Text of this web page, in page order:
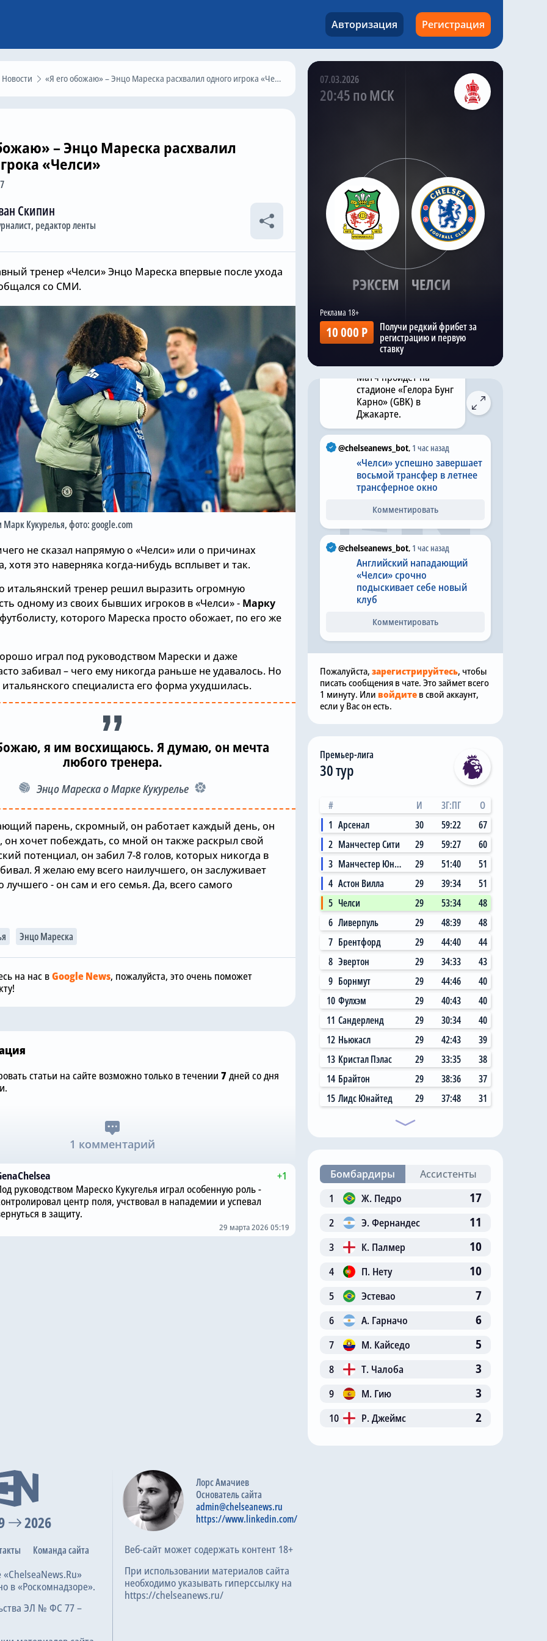
Авторизация Регистрация
Новости «Я его обожаю» – Энцо Мареска расхвалил одного игрока «Челси»
– Энцо Мареска расхвалил
«Челси»
Скипин
редактор ленты
тренер «Челси» Энцо Мареска впервые после ухода
со СМИ.
Кукурелья, фото: google.com
не сказал напрямую о «Челси» или о причинах
хотя это наверняка когда-нибудь всплывет и так.
итальянский тренер решил выразить огромную
одному из своих бывших игроков в «Челси» - Марку
которого Мареска просто обожает, по его же
играл под руководством Марески и даже
забивал – чего ему никогда раньше не удавалось. Но
итальянского специалиста его форма ухудшилась.
я им восхищаюсь. Я думаю, он мечта
любого тренера.
Энцо Мареска о Марке Кукурелье
парень, скромный, он работает каждый день, он
он хочет побеждать, со мной он также раскрыл свой
потенциал, он забил 7-8 голов, которых никогда в
Я желаю ему всего наилучшего, он заслуживает
лучшего - он сам и его семья. Да, всего самого
Энцо Мареска
на нас вGoogle News, пожалуйста, это очень поможет
Сегодня, 06:00
Английский нападающий
«Челси» срочно
подыскивает себе новый
«Челси» успешно
завершает восьмой
трансферное окно
Вчера, 17:01
Хватит покупать
вингеров: «Челси» не
будет подписывать
фланговых нападающих
этим летом
статьи на сайте возможно только в течении 7дней со дня
1 комментарий
+1
руководством Мареско Кукугелья играл особенную роль -
центр поля, учствовал в нападемии и успевал
в защиту.
29 марта 2026 05:19
07.03.2026
20:45 по МСК
РЭКСЕМ ЧЕЛСИ
10 000 Р
Получи редкий фрибет за
регистрацию и первую
ставку
Gusto. Ранее летом
сообщалось, что
«Манчестер Сити»
также заинтересован в
Gusto .
Саймон Филлипс в
своей программе Si
закрытия
трансферного окна.
И, по словам
журналиста, как и Энцо
Фернандес, Густо
намерен покинуть
«Челси» .
Kazak, Вчера в 22:29
Матч «Челси» —
на 13:00 по
британскому летнему
времени в субботу, 8
августа 2026 года.
Матч пройдет на
стадионе «Гелора Бунг
Карно» (GBK) в
Джакарте.
@chelseanews_bot, 1 час назад
«Челси» успешно завершает
восьмой трансфер в летнее
трансферное окно
Комментировать
@chelseanews_bot, 1 час назад
Английский нападающий
«Челси» срочно
подыскивает себе новый
клуб
Комментировать
Пожалуйста, зарегистрируйтесь, чтобы
писать сообщения в чате. Это займет всего
1 минуту. Или войдите в свой аккаунт,
если у Вас он есть.
Премьер-лига
30 тур
# И ЗГ:ПГ
О
1 Арсенал 30 59:22
67
2 Манчестер Сити 29 59:27
60
3
Манчестер Юнайтед 29 51:40
51
4 Астон Вилла 29 39:34
51
5 Челси 29 53:34
48
6 Ливерпуль 29 48:39
48
7 Брентфорд 29 44:40
44
8 Эвертон 29 34:33
43
9 Борнмут 29 44:46
40
10 Фулхэм 29 40:43
40
11 Сандерленд 29 30:34
40
12 Ньюкасл 29 42:43
39
13 Кристал Пэлас 29 33:35
38
14 Брайтон 29 38:36
37
15 Лидс Юнайтед 29 37:48 31
Бомбардиры
Ассистенты
1
Ж. Педро 17
2 Э. Фернандес 11
3 К. Палмер 10
4 П. Нету 10
5 Эстевао 7
6 А. Гарначо 6
7 М. Кайседо 5
8 Т. Чалоба 3
9 М. Гию 3
10 Р. Джеймс 2
2026
Команда сайта
в «Роскомнадзоре».
ЭЛ № ФС 77 –
Лорс Амачиев
Основатель сайта
admin@chelseanews.ru
https://www.linkedin.com/
Веб-сайт может содержать контент 18+
При использовании материалов сайта
необходимо указывать гиперссылку на
https://chelseanews.ru/